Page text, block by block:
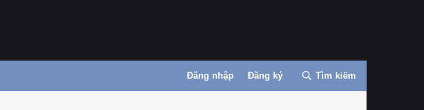
Đăng nhập Đăng ký Tìm kiếm